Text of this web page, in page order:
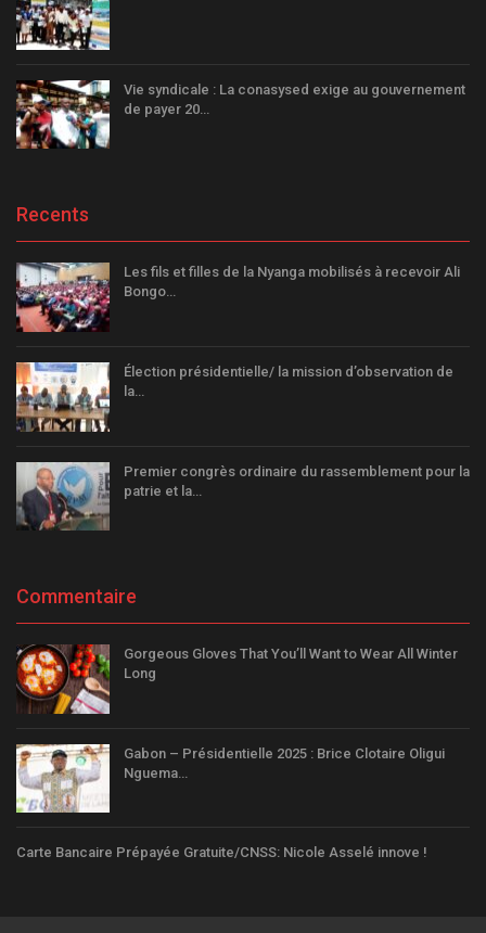
Vie syndicale : La conasysed exige au gouvernement
de payer 20…
Recents
Les fils et filles de la Nyanga mobilisés à recevoir Ali
Bongo…
Élection présidentielle/ la mission d’observation de
la…
Premier congrès ordinaire du rassemblement pour la
patrie et la…
Commentaire
Gorgeous Gloves That You’ll Want to Wear All Winter
Long
Gabon – Présidentielle 2025 : Brice Clotaire Oligui
Nguema…
Carte Bancaire Prépayée Gratuite/CNSS: Nicole Asselé innove !